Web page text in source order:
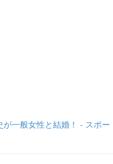
が一般女性と結婚！ - スポー